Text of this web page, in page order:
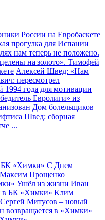
России на Евробаскете
прогулка для Испании
нам теперь не положено.
на золото». Тимофей
Алексей Швед: «Нам
пересмотрел
1994 года для мотивации
Евролиги» из
Дом болельщиков
Швед: сборная
...
БК «Химки» С Днем
Максим Прощенко
Ушёл из жизни Иван
в БК «Химки» Клим
Сергей Митусов – новый
возвращается в «Химки»